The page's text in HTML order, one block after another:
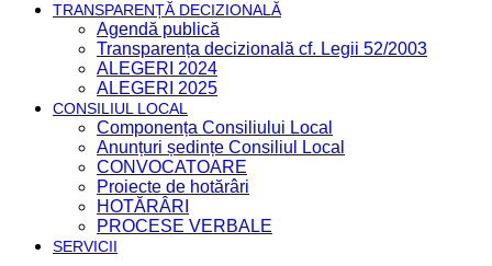
TRANSPARENȚĂ DECIZIONALĂ
Agendă publică
Transparența decizională cf. Legii 52/2003
ALEGERI 2024
ALEGERI 2025
CONSILIUL LOCAL
Componența Consiliului Local
Anunțuri ședințe Consiliul Local
CONVOCATOARE
Proiecte de hotărâri
HOTĂRÂRI
PROCESE VERBALE
SERVICII